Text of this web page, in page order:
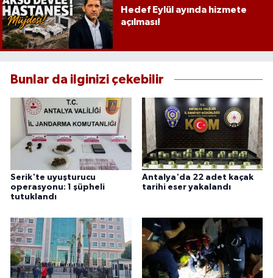
Hedef Eylül ayında hizmete
açılması!
Bunlar da ilginizi çekebilir
Serik'te uyuşturucu
operasyonu: 1 şüpheli
tutuklandı
Antalya'da 22 adet kaçak
tarihi eser yakalandı